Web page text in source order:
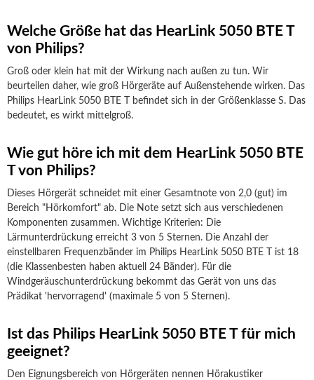
Welche Größe hat das HearLink 5050 BTE T
von Philips?
Groß oder klein hat mit der Wirkung nach außen zu tun. Wir
beurteilen daher, wie groß Hörgeräte auf Außenstehende wirken. Das
Philips HearLink 5050 BTE T befindet sich in der Größenklasse S. Das
bedeutet, es wirkt mittelgroß.
Wie gut höre ich mit dem HearLink 5050 BTE
T von Philips?
Dieses Hörgerät schneidet mit einer Gesamtnote von 2,0 (gut) im
Bereich "Hörkomfort" ab. Die Note setzt sich aus verschiedenen
Komponenten zusammen. Wichtige Kriterien: Die
Lärmunterdrückung erreicht 3 von 5 Sternen. Die Anzahl der
einstellbaren Frequenzbänder im Philips HearLink 5050 BTE T ist 18
(die Klassenbesten haben aktuell 24 Bänder). Für die
Windgeräuschunterdrückung bekommt das Gerät von uns das
Prädikat 'hervorragend' (maximale 5 von 5 Sternen).
Ist das Philips HearLink 5050 BTE T für mich
geeignet?
Den Eignungsbereich von Hörgeräten nennen Hörakustiker